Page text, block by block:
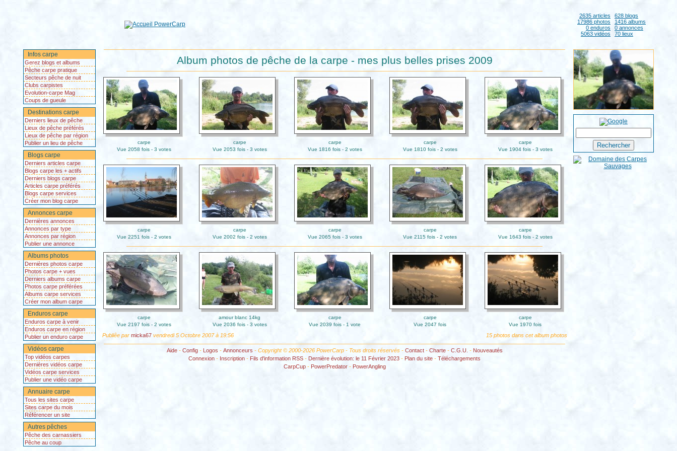
2635 articles
628 blogs
17986 photos
1416 albums
0 enduros
0 annonces
5063 vidéos
70 lieux
Infos carpe
Gerez blogs et albums
Pêche carpe pratique
Secteurs pêche de nuit
Clubs carpistes
Evolution-carpe Mag
Coups de gueule
Destinations carpe
Derniers lieux de pêche
Lieux de pêche préférés
Lieux de pêche par région
Publier un lieu de pêche
Blogs carpe
Derniers articles carpe
Blogs carpe les + actifs
Derniers blogs carpe
Articles carpe préférés
Blogs carpe services
Créer mon blog carpe
Annonces carpe
Dernières annonces
Annonces par type
Annonces par région
Publier une annonce
Albums photos
Dernières photos carpe
Photos carpe + vues
Derniers albums carpe
Photos carpe préférées
Albums carpe services
Créer mon album carpe
Enduros carpe
Enduros carpe à venir
Enduros carpe en région
Publier un enduro carpe
Vidéos carpe
Top vidéos carpes
Dernières vidéos carpe
Vidéos carpe services
Publier une vidéo carpe
Annuaire carpe
Tous les sites carpe
Sites carpe du mois
Référencer un site
Autres pêches
Pêche des carnassiers
Pêche au coup
Album photos de pêche de la carpe - mes plus belles prises 2009
carpe
Vue 2058 fois - 3 votes
carpe
Vue 2053 fois - 3 votes
carpe
Vue 1816 fois - 2 votes
carpe
Vue 1810 fois - 2 votes
carpe
Vue 1904 fois - 3 votes
carpe
Vue 2251 fois - 2 votes
carpe
Vue 2002 fois - 2 votes
carpe
Vue 2065 fois - 3 votes
carpe
Vue 2115 fois - 2 votes
carpe
Vue 1643 fois - 2 votes
carpe
Vue 2197 fois - 2 votes
amour blanc 14kg
Vue 2036 fois - 3 votes
carpe
Vue 2039 fois - 1 vote
carpe
Vue 2047 fois
carpe
Vue 1970 fois
Publiêe par micka67vendredi 5 Octobre 2007 à 19:56 15 photos dans cet album photos
Aide- Config- Logos - Annonceurs - Copyright © 2000-2026 PowerCarp - Tous droits réservés - Contact- Charte- C.G.U. - Nouveautés
Connexion - Inscription - Fils d'information RSS - Dernière évolution: le 11 Février 2023 - Plan du site - Téléchargements
CarpCup- PowerPredator- PowerAngling